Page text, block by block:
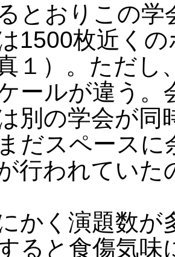
とおりこの学
1500枚近く
真１）。ただ
ールが違う。
別の学会が同
だスペースに
行われていた
かく演題数が
ると食傷気